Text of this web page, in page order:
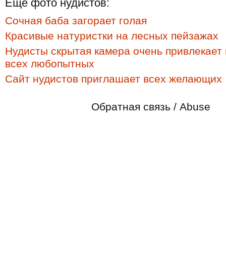
Еще фото нудистов:
Сочная баба загорает голая
Красивые натуристки на лесных пейзажах
Нудисты скрытая камера очень
всех любопытных
Сайт нудистов приглашает всех желающих
Обратная связь / Abuse